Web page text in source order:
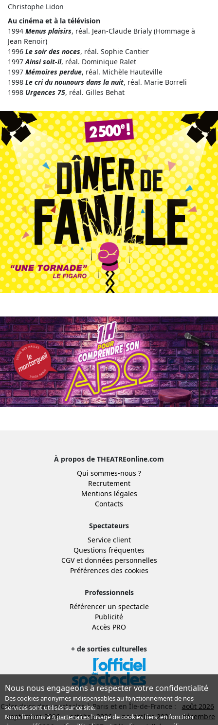
Christophe Lidon
Au cinéma et à la télévision
1994 Menus plaisirs, réal. Jean-Claude Brialy (Hommage à
Jean Renoir)
1996 Le soir des noces, réal. Sophie Cantier
1997Ainsi soit-il, réal. Dominique Ralet
1997 Mémoires perdue, réal. Michèle Hauteville
1998 Le cri du nounours dans la nuit, réal. Marie Borreli
1998 Urgences 75, réal. Gilles Behat
À propos de THEATREonline.com
Qui sommes-nous ?
Recrutement
Mentions légales
Contacts
Spectateurs
Service client
Questions fréquentes
CGVet données personnelles
Préférences des cookies
Professionnels
Référencer un spectacle
Publicité
Accès PRO
+ de sorties culturelles
Calendrier des spectacles à Paris et en Île-de-France :
août 2026
septembre 2026
octobre 2026 novembre 2026
décembre
Nous nous engageons à respecter votre confidentialité
Des cookies anonymes indispensables au fonctionnement de nos
services sont utilisés sur ce site.
Nous limitons à4 partenairesl’usage de cookies tiers, en fonction